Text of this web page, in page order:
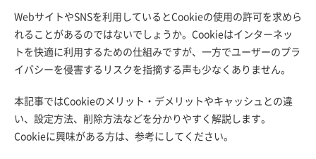
WebサイトやSNSを利用しているとCookieの使用の許可を求めら
れることがあるのではないでしょうか。Cookieはインターネッ
トを快適に利用するための仕組みですが、一方でユーザーのプラ
イバシーを侵害するリスクを指摘する声も少なくありません。
本記事ではCookieのメリット・デメリットやキャッシュとの違
い、設定方法、削除方法などを分かりやすく解説します。
Cookieに興味がある方は、参考にしてください。